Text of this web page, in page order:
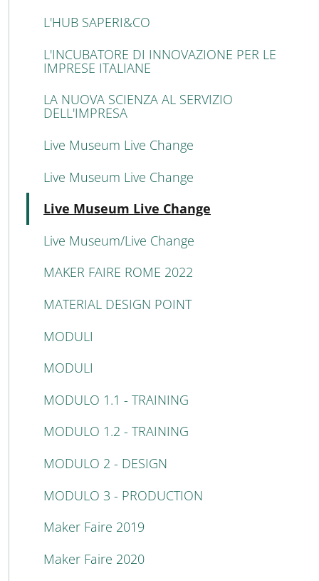
L'HUB SAPERI&CO
L'INCUBATORE DI INNOVAZIONE PER LE
IMPRESE ITALIANE
LA NUOVA SCIENZA AL SERVIZIO
DELL'IMPRESA
Live Museum Live Change
Live Museum Live Change
Live Museum Live Change
Live Museum/Live Change
MAKER FAIRE ROME 2022
MATERIAL DESIGN POINT
MODULI
MODULI
MODULO 1.1 - TRAINING
MODULO 1.2 - TRAINING
MODULO 2 - DESIGN
MODULO 3 - PRODUCTION
Maker Faire 2019
Maker Faire 2020